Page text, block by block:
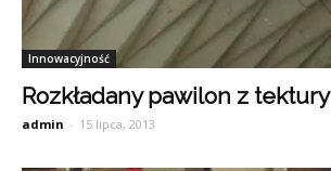
Innowacyjność
Rozkładany pawilon z tektury
admin - 15 lipca, 2013